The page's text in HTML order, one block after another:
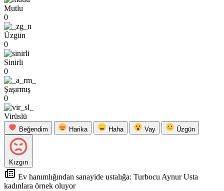
Mutlu
0
Üzgün
0
Sinirli
0
Şaşırmış
0
Virüslü
Beğendim Harika Haha Vay Üzgün
Kızgın
Ev hanımlığından sanayide ustalığa: Turbocu Aynur Usta
kadınlara örnek oluyor